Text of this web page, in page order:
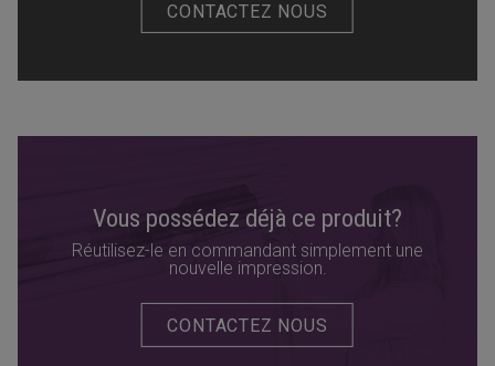
CONTACTEZ NOUS
Vous possédez déjà ce produit?
Réutilisez-le en commandant simplement une
nouvelle impression.
CONTACTEZ NOUS